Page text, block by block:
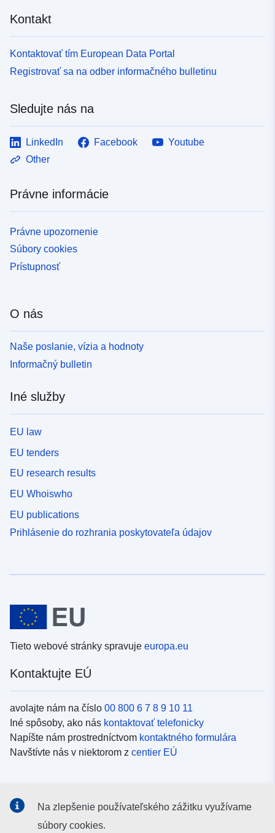
Kontakt
Kontaktovať tím European Data Portal
Registrovať sa na odber informačného bulletinu
Sledujte nás na
LinkedIn Facebook
Youtube
Other
Právne informácie
Právne upozornenie
Súbory cookies
Prístupnosť
O nás
Naše poslanie, vízia a hodnoty
Informačný bulletin
Iné služby
EU law
EU tenders
EU research results
EU Whoiswho
EU publications
Prihlásenie do rozhrania poskytovateľa údajov
Tieto webové stránky spravuje europa.eu
Kontaktujte EÚ
avolajte nám na číslo 00 800 6 7 8 9 10 11
Iné spôsoby, ako nás kontaktovať telefonicky
Napíšte nám prostredníctvom kontaktného formulára
Navštívte nás v niektorom z centier EÚ
Kanály EÚ nasociálnych médiách
Na zlepšenie používateľského zážitku využívame
súbory cookies.